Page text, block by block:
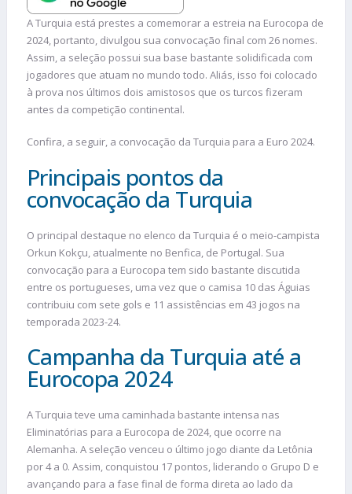
A Turquia está prestes a comemorar a estreia na Eurocopa de
2024, portanto, divulgou sua convocação final com 26 nomes.
Assim, a seleção possui sua base bastante solidificada com
jogadores que atuam no mundo todo. Aliás, isso foi colocado
à prova nos últimos dois amistosos que os turcos fizeram
antes da competição continental.
Confira, a seguir, a convocação da Turquia para a Euro 2024.
Principais pontos da
convocação da Turquia
O principal destaque no elenco da Turquia é o meio-campista
Orkun Kokçu, atualmente no Benfica, de Portugal. Sua
convocação para a Eurocopa tem sido bastante discutida
entre os portugueses, uma vez que o camisa 10 das Águias
contribuiu com sete gols e 11 assistências em 43 jogos na
temporada 2023-24.
Campanha da Turquia até a
Eurocopa 2024
A Turquia teve uma caminhada bastante intensa nas
Eliminatórias para a Eurocopa de 2024, que ocorre na
Alemanha. A seleção venceu o último jogo diante da Letônia
por 4 a 0. Assim, conquistou 17 pontos, liderando o Grupo D e
avançando para a fase final de forma direta ao lado da